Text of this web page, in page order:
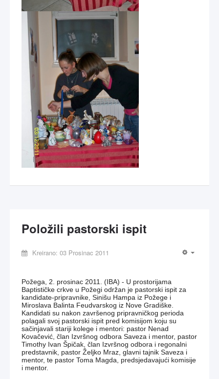
Položili pastorski ispit
Kreirano: 03 Prosinac 2011
Požega, 2. prosinac 2011. (IBA) - U prostorijama
Baptističke crkve u Požegi održan je pastorski ispit za
kandidate-pripravnike, Sinišu Hampa iz Požege i
Miroslava Balinta Feudvarskog iz Nove Gradiške.
Kandidati su nakon završenog pripravničkog perioda
polagali svoj pastorski ispit pred komisijom koju su
sačinjavali stariji kolege i mentori: pastor Nenad
Kovačević, član Izvršnog odbora Saveza i mentor, pastor
Timothy Ivan Špičak, član Izvršnog odbora i regonalni
predstavnik, pastor Željko Mraz, glavni tajnik Saveza i
mentor, te pastor Toma Magda, predsjedavajući komisije
i mentor.